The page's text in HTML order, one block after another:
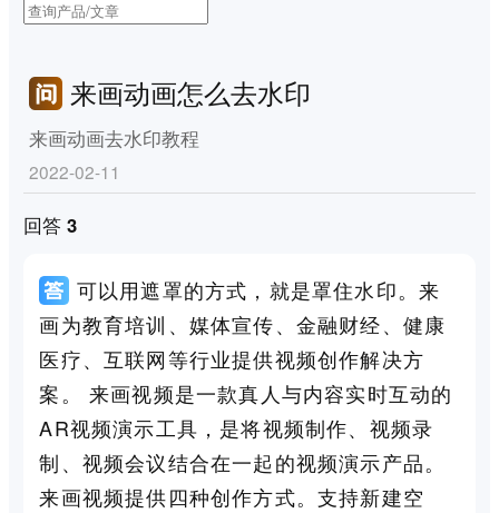
来画动画怎么去水印
来画动画去水印教程
2022-02-11
回答 3
可以用遮罩的方式，就是罩住水印。来
画为教育培训、媒体宣传、金融财经、健康
医疗、互联网等行业提供视频创作解决方
案。 来画视频是一款真人与内容实时互动的
AR视频演示工具，是将视频制作、视频录
制、视频会议结合在一起的视频演示产品。
来画视频提供四种创作方式。支持新建空